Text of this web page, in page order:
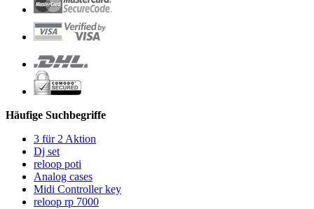
Häufige Suchbegriffe
3 für 2 Aktion
Dj set
reloop poti
Analog cases
Midi Controller key
reloop rp 7000